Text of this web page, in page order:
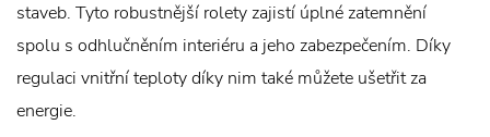
staveb. Tyto robustnější rolety zajistí úplné zatemnění
spolu s odhlučněním interiéru a jeho zabezpečením. Díky
regulaci vnitřní teploty díky nim také můžete ušetřit za
energie.